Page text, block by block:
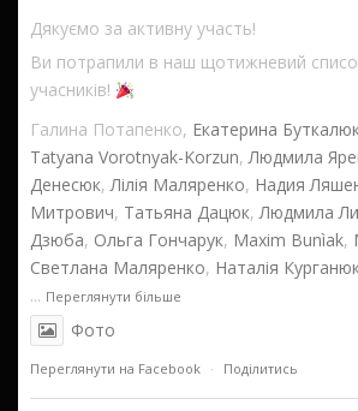
Дякуємо за активну участь!
Ви потрапили в наш щотижневий
учасників!
Галина Потапенко, Екатерина
Tatyana Vorotnyak-Korzun,Людмила
Денесюк,Лілія Маляренко, Надия
Митрович, Татьяна Дацюк,Людмила
Дзюба, Ольга Гончарук, Maxim Bunìak,
Светлана Маляренко, Наталія
... Переглянути більше
Фото
Переглянути на Facebook · Поділитись